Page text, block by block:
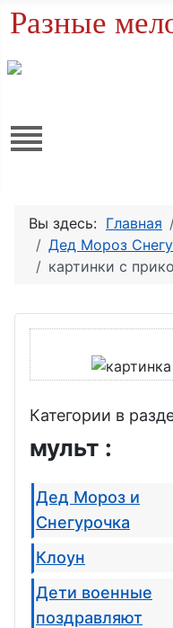
Разные
Вы здесь: Главная
Дед Мороз
картинки с
Категории в
мульт :
Дед Мороз и
Снегурочка
Клоун
Дети военные
поздравляют